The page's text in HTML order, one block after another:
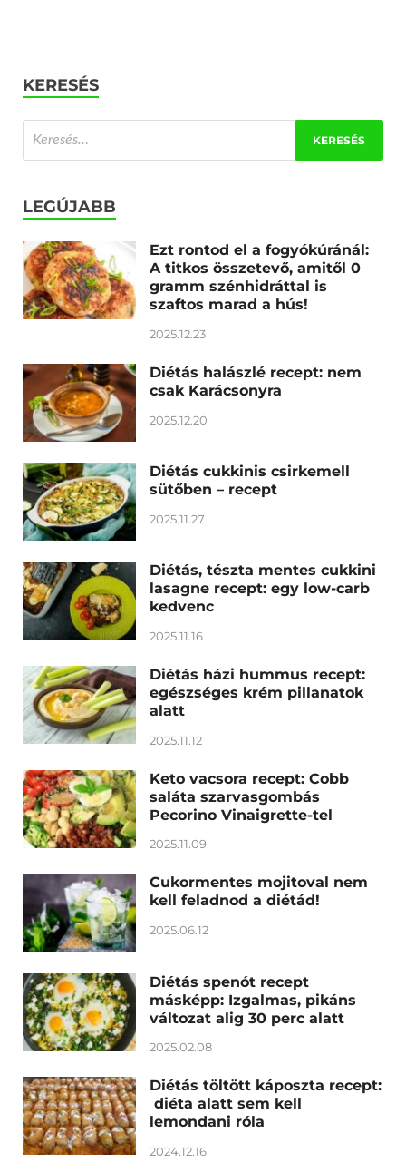
KERESÉS
LEGÚJABB
Ezt rontod el a fogyókúránál:
A titkos összetevő, amitől 0
gramm szénhidráttal is
szaftos marad a hús!
2025.12.23
Diétás halászlé recept: nem
csak Karácsonyra
2025.12.20
Diétás cukkinis csirkemell
sütőben – recept
2025.11.27
Diétás, tészta mentes cukkini
lasagne recept: egy low-carb
kedvenc
2025.11.16
Diétás házi hummus recept:
egészséges krém pillanatok
alatt
2025.11.12
Keto vacsora recept: Cobb
saláta szarvasgombás
Pecorino Vinaigrette-tel
2025.11.09
Cukormentes mojitoval nem
kell feladnod a diétád!
2025.06.12
Diétás spenót recept
másképp: Izgalmas, pikáns
változat alig 30 perc alatt
2025.02.08
Diétás töltött káposzta recept:
diéta alatt sem kell
lemondani róla
2024.12.16